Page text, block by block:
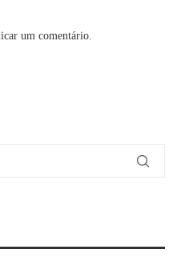
um comentário.